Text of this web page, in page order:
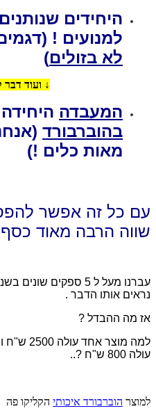
היחידים
למנועים !
לא בזולים)
↓ ועוד דבר
המעבדה
בהוברבורד
מאות כלים !)
עם כל זה אפשר
שווה הרבה מאוד
עברנו מעל ל 5 ספקים
נראים אותו הדבר .
אז מה ההבדל ?
למה
עולה 800 ש"ח ?..
למוצר הוברבורד איכותי הקליקו פה